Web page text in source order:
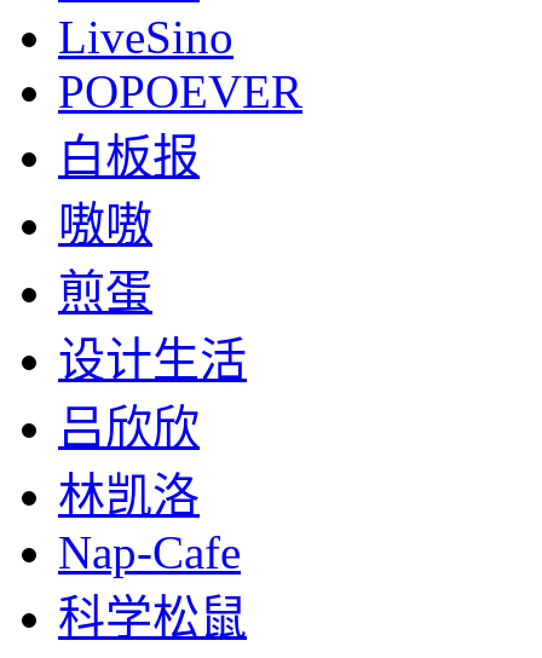
LiveSino
POPOEVER
白板报
嗷嗷
煎蛋
设计生活
吕欣欣
林凯洛
Nap-Cafe
科学松鼠